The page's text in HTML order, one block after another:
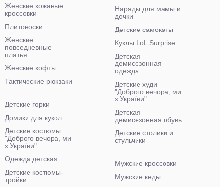
Женские кожаные
кроссовки
Плитоноски
Женские
повседневные
платья
Женские кофты
Тактические рюкзаки
Наряды для мамы и
дочки
Детские самокаты
Куклы LoL Surprise
Детская
демисезонная
одежда
Детские худи
"Доброго вечора, ми
з України"
Детская
демисезонная обувь
Детские столики и
стульчики
Детские горки
Домики для кукол
Детские костюмы
"Доброго вечора, ми
з України"
Одежда детская
Детские костюмы-
тройки
Мужские кроссовки
Мужские кеды